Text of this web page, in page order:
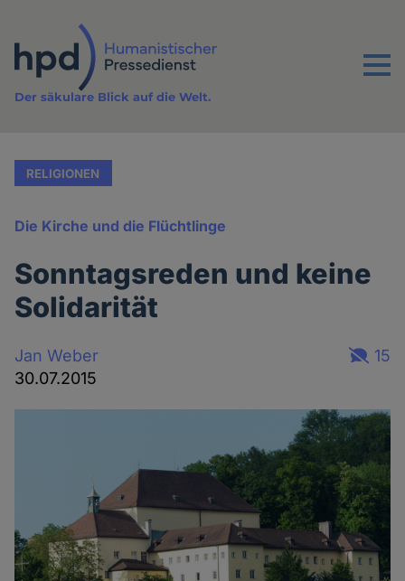
Inhalt
Menu
Der säkulare Blick auf die Welt.
RELIGIONEN
Die Kirche und die Flüchtlinge
Sonntagsreden und keine
Solidarität
Jan Weber
30.07.2015
15